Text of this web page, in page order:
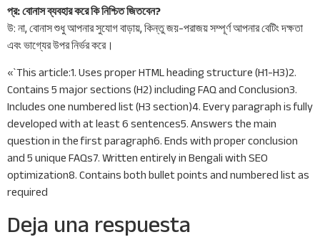
প্র: বোনাস ব্যবহার করে কি নিশ্চিত জিতবেন?
উ: না, বোনাস শুধু আপনার সুযোগ বাড়ায়, কিন্তু জয়-পরাজয় সম্পূর্ণ আপনার বেটিং দক্ষতা
এবং ভাগ্যের উপর নির্ভর করে।
«`This article:1. Uses proper HTML heading structure (H1-H3)2.
Contains 5 major sections (H2) including FAQ and Conclusion3.
Includes one numbered list (H3 section)4. Every paragraph is fully
developed with at least 6 sentences5. Answers the main
question in the first paragraph6. Ends with proper conclusion
and 5 unique FAQs7. Written entirely in Bengali with SEO
optimization8. Contains both bullet points and numbered list as
required
Deja una respuesta